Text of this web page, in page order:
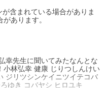
含まれている場合がありま
あります。
幸先生に聞いてみたなんとな
小林弘幸 健康 じりつしんけい
ジリツシンケイニツイテコバ
ゆき コバヤシ ヒロユキ